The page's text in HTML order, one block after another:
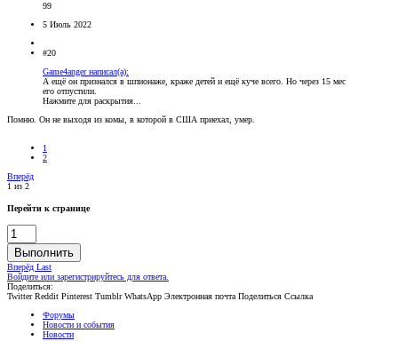
99
5 Июль 2022
#20
Game4anger написал(а):
А ещё он признался в шпионаже, краже детей и ещё куче всего. Но через 15 мес
его отпустили.
Нажмите для раскрытия...
Помню. Он не выходя из комы, в которой в США приехал, умер.
1
2
Вперёд
1 из 2
Перейти к странице
Выполнить
Вперёд Last
Войдите или зарегистрируйтесь для ответа.
Поделиться:
Twitter Reddit Pinterest Tumblr WhatsApp Электронная почта Поделиться Ссылка
Форумы
Новости и события
Новости